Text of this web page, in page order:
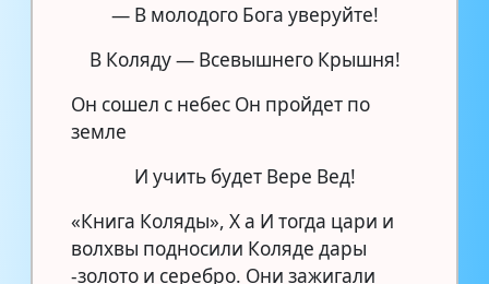
— В молодого Бога уверуйте!
В Коляду — Всевышнего Крышня!
Он сошел с небес Он пройдет по
земле
И учить будет Вере Вед!
«Книга Коляды», X а И тогда цари и
волхвы подносили Коляде дары
-золото и серебро. Они зажигали